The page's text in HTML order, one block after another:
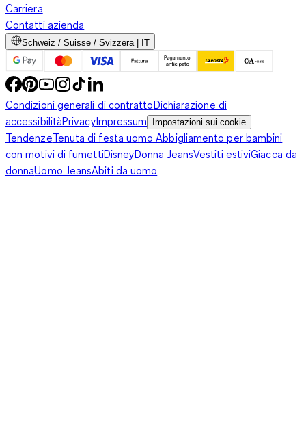
Carriera
Contatti azienda
Schweiz / Suisse / Svizzera | IT
Condizioni generali di contrattoDichiarazione di
accessibilitàPrivacyImpressum Impostazioni sui cookie
TendenzeTenuta di festa uomoAbbigliamento per bambini
con motivi di fumettiDisneyDonna JeansVestiti estiviGiacca da
donnaUomo JeansAbiti da uomo